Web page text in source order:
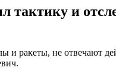
тактику и
и ракеты, не отвечают